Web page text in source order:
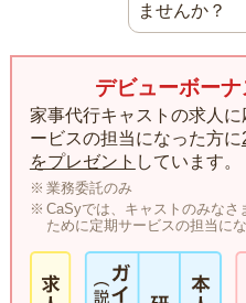
ませんか？
デビューボー
家事代行キャストの求人
ービスの担当になった方に
をプレゼント しています。
業務委託のみ
CaSyでは、キャストのみなさ
ために定期サービスの担当に